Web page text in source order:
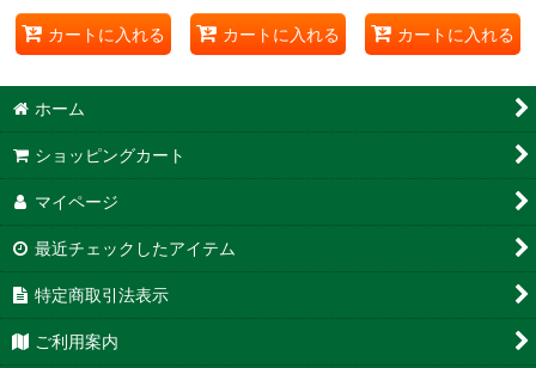
カートに入れる カートに入れる カートに入れる
ホーム
ショッピングカート
マイページ
最近チェックしたアイテム
特定商取引法表示
ご利用案内